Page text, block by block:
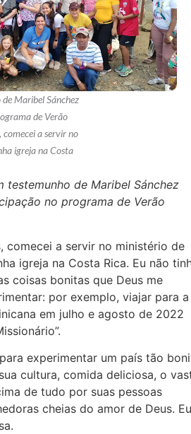
Maribel Sánchez
de Verão
a servir no
igreja na Costa
testemunho de Maribel Sánchez
no programa de Verão
comecei a servir no ministério de
igreja na Costa Rica. Eu não
coisas bonitas que Deus me
por exemplo, viajar para a
em julho e agosto de 2022
experimentar um país tão
cultura, comida deliciosa, o
de tudo por suas pessoas
cheias do amor de Deus. Eu